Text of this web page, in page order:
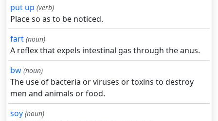
put up (verb)
Place so as to be noticed.
fart (noun)
A reflex that expels intestinal gas through the anus.
bw (noun)
The use of bacteria or viruses or toxins to destroy
men and animals or food.
soy (noun)